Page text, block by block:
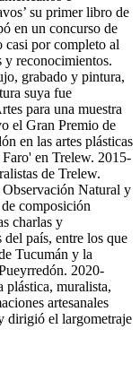
su primer libro de
en un concurso de
casi por completo al
y reconocimientos.
grabado y pintura,
suya fue
para una muestra
el Gran Premio de
en las artes plásticas
en Trelew. 2015-
de Trelew.
Natural y
composición
charlas y
del país, entre los que
Tucumán y la
2020-
plástica, muralista,
artesanales
dirigió el largometraje